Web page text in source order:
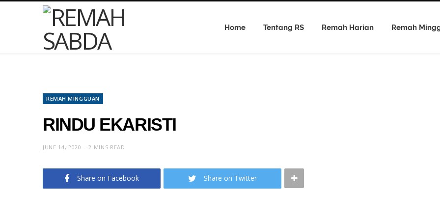
Home Tentang RS Remah Harian Remah
REMAH MINGGUAN
RINDU EKARISTI
JUNE 14, 2020 2 MINS READ
Share on Facebook Share on Twitter